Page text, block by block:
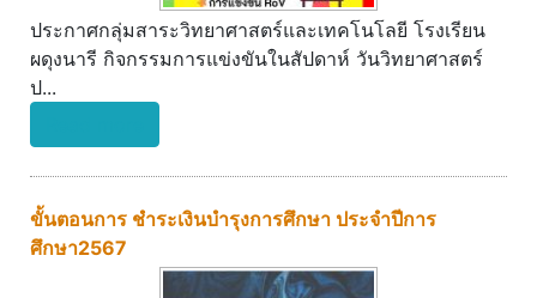
ประกาศกลุ่มสาระวิทยาศาสตร์และเทคโนโลยี โรงเรียน
ผดุงนารี กิจกรรมการแข่งขันในสัปดาห์ วันวิทยาศาสตร์
ป...
ขั้นตอนการ ชำระเงินบำรุงการศึกษา ประจำปีการ
ศึกษา2567